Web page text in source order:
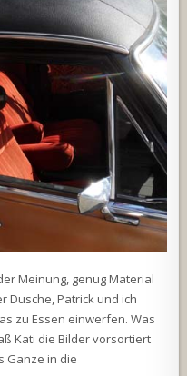
Meinung, genug Material
Dusche, Patrick und ich
zu Essen einwerfen. Was
Kati die Bilder vorsortiert
Ganze in die